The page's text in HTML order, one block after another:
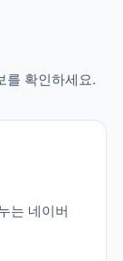
를 확인하세요.
는 네이버